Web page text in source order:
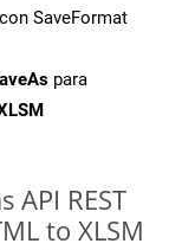
SaveFormat
para
API REST
to XLSM